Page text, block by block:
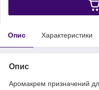
Опис Характеристики
Опис
Аромакрем призначений